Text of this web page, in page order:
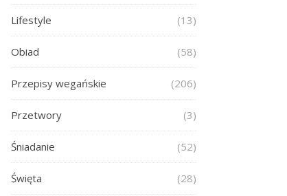
Lifestyle (13)
Obiad (58)
Przepisy wegańskie (206)
Przetwory (3)
Śniadanie (52)
Święta (28)